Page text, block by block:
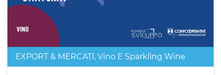
EXPORT & MERCATI , Vino E Sparkling Wine